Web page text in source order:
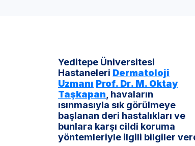
Yeditepe Üniversitesi
Hastaneleri Dermatoloji
Uzmanı Prof. Dr. M. Oktay
Taşkapan , havaların
ısınmasıyla sık görülmeye
başlanan deri hastalıkları ve
bunlara karşı cildi koruma
yöntemleriyle ilgili bilgiler